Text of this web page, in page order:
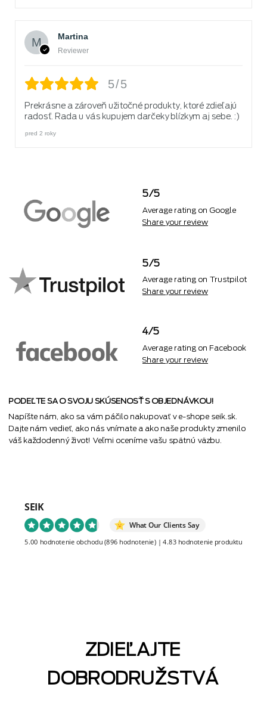
Martina
Reviewer
5/5
Prekrásne a zároveň užitočné produkty, ktoré zdieľajú
radosť. Rada u vás kupujem darčeky blízkym aj sebe. :)
pred 2 roky
5/5
Average rating on Google
Share your review
5/5
Average rating on Trustpilot
Share your review
4/5
Average rating on Facebook
Share your review
PODEĽTE SA O SVOJU SKÚSENOSŤ S OBJEDNÁVKOU!
Napíšte nám, ako sa vám páčilo nakupovať v e-shope seik.sk.
Dajte nám vedieť, ako nás vnímate a ako naše produkty zmenilo
váš každodenný život! Veľmi oceníme vašu spätnú väzbu.
SEIK
What Our Clients Say
5.00 hodnotenie obchodu (896 hodnotenie) |4.83 hodnotenie produktu
ZDIEĽAJTE
DOBRODRUŽSTVÁ